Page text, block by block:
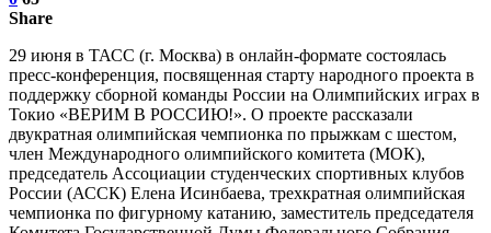
Share
29 июня в ТАСС (г. Москва) в онлайн-формате состоялась
пресс-конференция, посвященная старту народного проекта в
поддержку сборной команды России на Олимпийских играх в
Токио «ВЕРИМ В РОССИЮ!». О проекте рассказали
двукратная олимпийская чемпионка по прыжкам с шестом,
член Международного олимпийского комитета (МОК),
председатель Ассоциации студенческих спортивных клубов
России (АССК) Елена Исинбаева, трехкратная олимпийская
чемпионка по фигурному катанию, заместитель председателя